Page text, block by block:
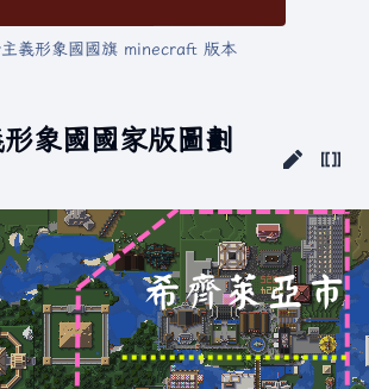
義形象國國旗 minecraft 版本
象國國家版圖劃